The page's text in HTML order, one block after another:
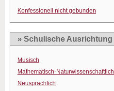
Konfessionell nicht gebunden
» Schulische Ausrichtung
Musisch
Mathematisch-Naturwissenschaftlich
Neusprachlich